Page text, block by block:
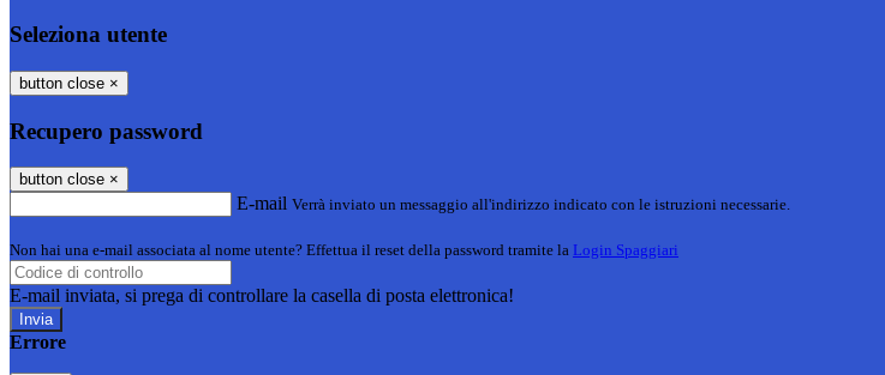
Seleziona utente
button close ×
Recupero password
button close ×
E-mail Verrà inviato un messaggio all'indirizzo indicato con le istruzioni necessarie.
Non hai una e-mail associata al nome utente? Effettua il reset della password tramite la Login Spaggiari
E-mail inviata, si prega di controllare la casella di posta elettronica!
Errore